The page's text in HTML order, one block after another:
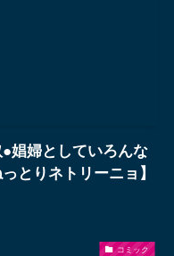
娼婦としていろんな
とりネトリーニョ】
コミック